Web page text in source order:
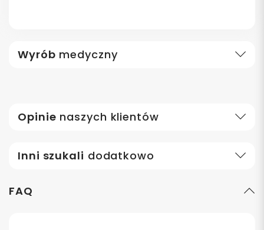
Wyrób medyczny
Opinie naszych klientów
Inni szukali dodatkowo
FAQ